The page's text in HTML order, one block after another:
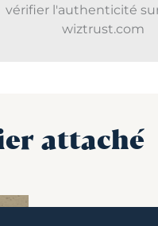
vérifier l'authenticité
wiztrust.com
attaché